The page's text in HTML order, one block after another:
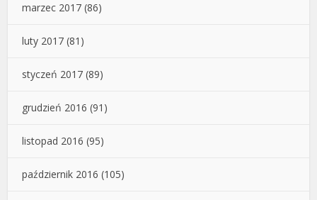
marzec 2017 (86)
luty 2017 (81)
styczeń 2017 (89)
grudzień 2016 (91)
listopad 2016 (95)
październik 2016 (105)